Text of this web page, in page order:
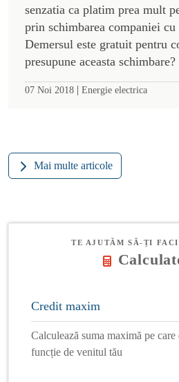
senzatia ca platim prea mult
prin schimbarea companiei cu
Demersul este gratuit pentru
presupune aceasta schimbare?
07 Noi 2018 | Energie electrica
Mai multe articole
TE AJUTĂM SĂ-ȚI
Credit maxim
Calculează suma maximă pe
funcție de venitul tău